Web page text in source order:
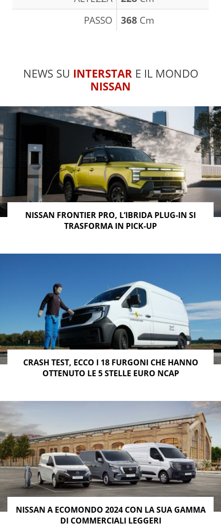
PASSO
368 Cm
NEWS SU INTERSTARE IL MONDO
NISSAN
NISSAN FRONTIER PRO, L’IBRIDA PLUG-IN SI
TRASFORMA IN PICK-UP
CRASH TEST, ECCO I 18 FURGONI CHE HANNO
OTTENUTO LE 5 STELLE EURO NCAP
NISSAN A ECOMONDO 2024 CON LA SUA GAMMA
DI COMMERCIALI LEGGERI